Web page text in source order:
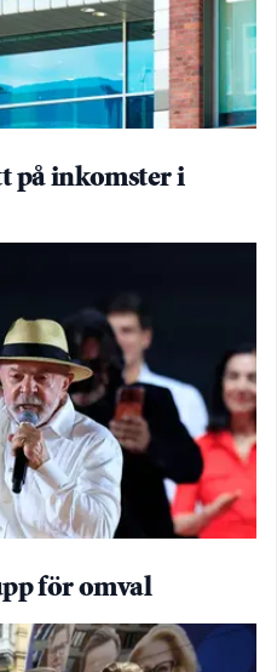
på inkomster i
för omval